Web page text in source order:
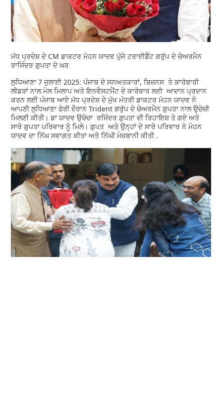
ਮੱਧ ਪ੍ਰਦੇਸ਼ ਦੇ CM ਡਾਕਟਰ ਮੋਹਨ ਯਾਦਵ ਪੁੱਜੇ ਟਰਾਈਡੈਂਟ ਗਰੁੱਪ ਦੇ ਚੇਅਰਮੈਨ
ਰਾਜਿੰਦਰ ਗੁਪਤਾ ਦੇ ਘਰ
ਲੁਧਿਆਣਾ 7 ਜੁਲਾਈ 2025: ਪੰਜਾਬ ਦੇ ਸਨਅਤਕਾਰਾਂ, ਬਿਜ਼ਨਸ ਤੇ ਕਾਰੋਬਾਰੀ
ਲੀਡਰਾਂ ਨਾਲ ਮੇਲ ਮਿਲਾਪ ਅਤੇ ਇਨਵੈਸਟਮੈਂਟ ਦੇ ਕਾਰੋਬਾਰ ਲਈ ਆਦਾਨ ਪ੍ਰਦਾਨ
ਕਰਨ ਲਈ ਪੰਜਾਬ ਆਏ ਮੱਧ ਪ੍ਰਦੇਸ਼ ਦੇ ਮੁੱਖ ਮੰਤਰੀ ਡਾਕਟਰ ਮੋਹਨ ਯਾਦਵ ਨੇ
ਆਪਣੀ ਲੁਧਿਆਣਾ ਫੇਰੀ ਦੌਰਾਨ Trident ਗਰੁੱਪ ਦੇ ਚੇਅਰਮੈਨ ਗੁਪਤਾ ਨਾਲ ਉਚੇਚੀ
ਮਿਲਣੀ ਕੀਤੀ। ਡਾ ਯਾਦਵ ਉਚੇਚਾ ਰਜਿੰਦਰ ਗੁਪਤਾ ਦੀ ਰਿਹਾਇਸ਼ ਤੇ ਗਏ ਅਤੇ
ਸਾਰੇ ਗੁਪਤਾ ਪਰਿਵਾਰ ਨੂੰ ਮਿਲੇ। ਗੁਪਤ ਅਤੇ ਉਨ੍ਹਾਂ ਦੇ ਸਾਰੇ ਪਰਿਵਾਰ ਨੇ ਮੋਹਨ
ਯਾਦਵ ਦਾ ਨਿੱਘ ਸਵਾਗਤ ਕੀਤਾ ਅਤੇ ਨਿੱਘੀ ਮੇਜ਼ਬਾਨੀ ਕੀਤੀ .